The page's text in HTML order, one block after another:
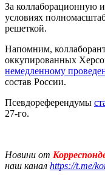
За коллаборационную
условиях
решеткой.
Напомним,
оккупированных
немедленному
состав России.
Псевдореферендумы
27-го.
Новини от
наш канал https://t.me/